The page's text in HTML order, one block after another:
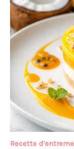
Recette